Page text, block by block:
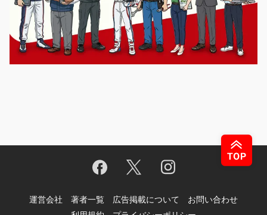
運営会社 著者一覧 広告掲載について
お問い合わせ